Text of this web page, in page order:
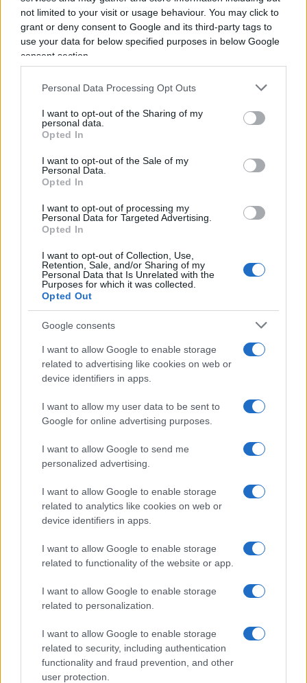
not limited to your visit or usage behaviour. You may click to
grant or deny consent to Google and its third-party tags to
use your data for below specified purposes in below Google
consent section.
Personal Data Processing Opt Outs
I want to opt-out of the Sharing of my
personal data.
Opted In
I want to opt-out of the Sale of my
Personal Data.
Opted In
I want to opt-out of processing my
Personal Data for Targeted Advertising.
Opted In
I want to opt-out of Collection, Use,
Retention, Sale, and/or Sharing of my
Personal Data that Is Unrelated with the
Purposes for which it was collected.
Opted Out
Google consents
I want to allow Google to enable storage
related to advertising like cookies on web or
device identifiers in apps.
I want to allow my user data to be sent to
Google for online advertising purposes.
I want to allow Google to send me
personalized advertising.
I want to allow Google to enable storage
related to analytics like cookies on web or
device identifiers in apps.
I want to allow Google to enable storage
related to functionality of the website or app.
I want to allow Google to enable storage
related to personalization.
I want to allow Google to enable storage
related to security, including authentication
functionality and fraud prevention, and other
user protection.
grado di affrontare in modo convincete la nuova
ondata diviolenza metropolitana, anche perché
non poteva contare su un solido supporto
cittadino nei momenti più difficili, e inoltre la sua
sconfitta politica testimonia l’ennesima conferma
grandi città americane (ecco un fenomeno che
probabilmente visti i fallimenti di tanti sindaci
come Beppe Sala potrebbe manifestarsi anche
dalle nostre parti).
Un politico che vince sull’onda dell’emozione
liberale e perde nel non saper fare i conti con i più
duri problemi concreti? Non vi ricorda niente
questa vicenda? Al fondo c’è anche la realtà che
gli innovatori che si sono costruiti una squadra e
un programma lavorandoci su faticosamente e
per anni sono poi in grado di durare: così gli
Alexis Tsipras, lo stesso Barack Obama e
probabilmenteGiorgia Meloni. Quelli che
esprimono invece un’emozione più che un
articolato programma politico, in qualche modo lo
stesso Donald Trump, o tipi come la Lightwood, e
da noi Luigi Di Maio o Giuseppe Conte, e così a
occhioElly Schleintendono a segnare
una durata molto limitata.
SEDUTE SATIRICHE
Vignetta del 04/08/2026